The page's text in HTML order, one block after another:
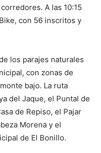
A las 10:15
con 56 inscritos y
los parajes naturales
con zonas de
bajo. La ruta
del Jaque, el Puntal de
de Repiso, el Pajar
Morena y el
de El Bonillo.